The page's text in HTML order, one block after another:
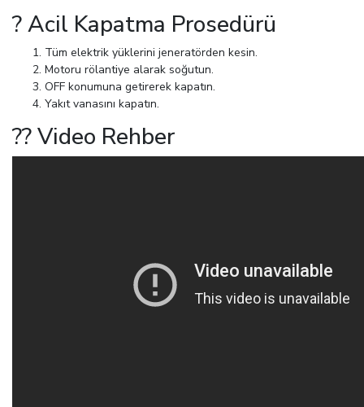
? Acil Kapatma Prosedürü
Tüm elektrik yüklerini jeneratörden kesin.
Motoru rölantiye alarak soğutun.
OFF konumuna getirerek kapatın.
Yakıt vanasını kapatın.
?? Video Rehber